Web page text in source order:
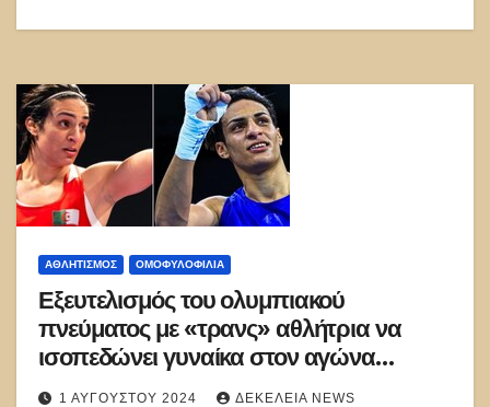
ΑΘΛΗΤΙΣΜΌΣ ΟΜΟΦΥΛΟΦΙΛΊΑ
Εξευτελισμός του ολυμπιακού
πνεύματος με «τρανς» αθλήτρια να
ισοπεδώνει γυναίκα στον αγώνα
πυγμαχίας
1 ΑΥΓΟΎΣΤΟΥ 2024 ΔΕΚΈΛΕΙΑ NEWS